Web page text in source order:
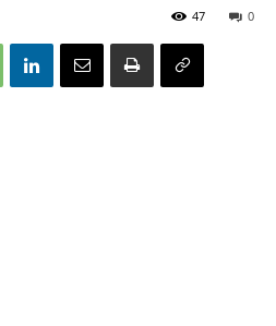
0
47